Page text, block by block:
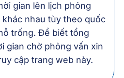
gian lên lịch phỏng
nhau tùy theo quốc
trống. Để biết tổng
gian chờ phỏng vấn xin
cập trang web này.